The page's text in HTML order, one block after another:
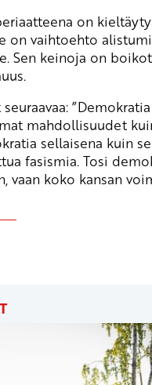
on
on vaihtoehto
Sen keinoja on
mahdollisuudet
sellaisena kuin se
fasismia. Tosi
vaan koko kansan